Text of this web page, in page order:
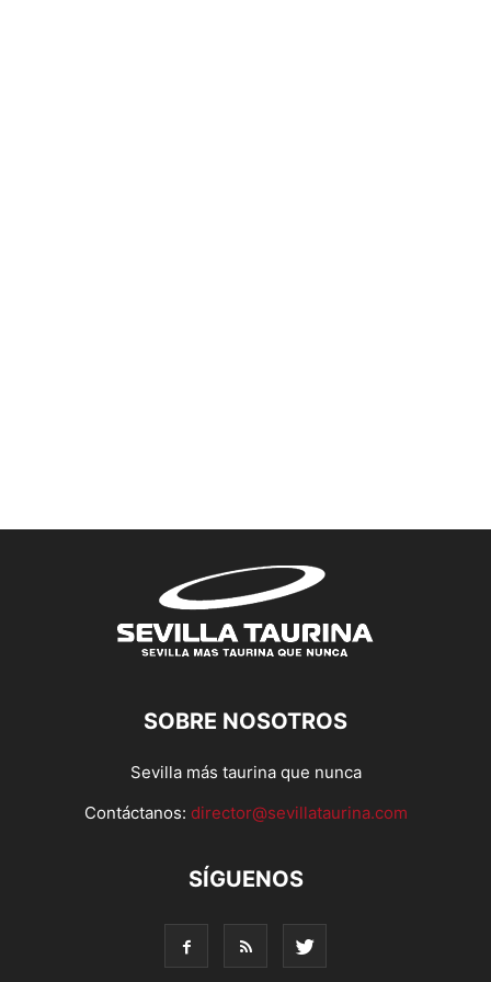
SOBRE NOSOTROS
Sevilla más taurina que nunca
Contáctanos: director@sevillataurina.com
SÍGUENOS